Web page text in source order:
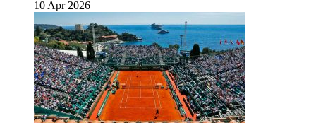
10 Apr 2026